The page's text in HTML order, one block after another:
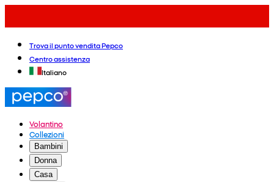
Trova il punto vendita Pepco
Centro assistenza
Italiano
Volantino
Collezioni
Bambini
Donna
Casa